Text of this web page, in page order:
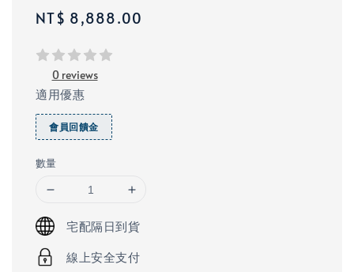
Regular
NT$ 8,888.00
0 reviews
適用優惠
會員回饋金
數量
宅配隔日到貨
線上安全支付